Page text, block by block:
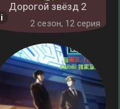
Дорогой звёзд 2
2 cезон, 12 серия